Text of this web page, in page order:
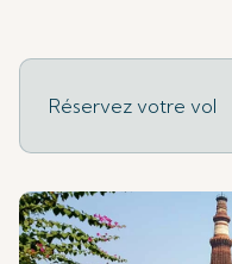
Réservez votre vol